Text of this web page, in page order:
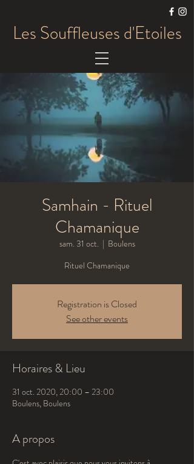
Les Souffleuses d'Etoiles
Samhain - Rituel
Chamanique
sam. 31 oct.
  |
Boulens
Rituel Chamanique
Registration is Closed
See other events
Horaires & Lieu
31 oct. 2020, 20:00 – 23:00
Boulens, Boulens
A propos